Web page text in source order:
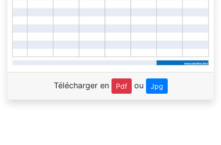
Télécharger en Pdf ou Jpg